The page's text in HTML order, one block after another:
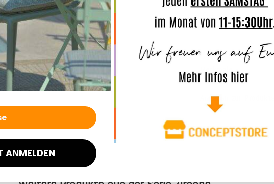
Online zu bestellen
Sie selbst!
Merkmale
Angaben zur
ANMELDEN